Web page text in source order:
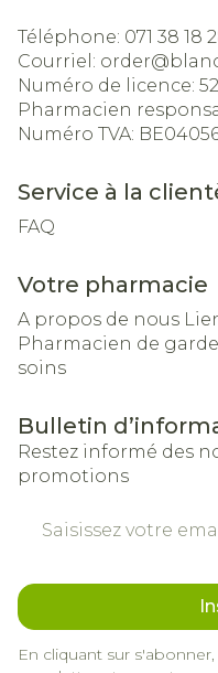
Téléphone: 071 38 18
Courriel: order@
Numéro de licence:
Pharmacien
Numéro TVA:
Service à la
FAQ
Votre pharmacie
A propos de nous
Pharmacien de garde
soins
Bulletin
Restez informé des
promotions
En cliquant sur